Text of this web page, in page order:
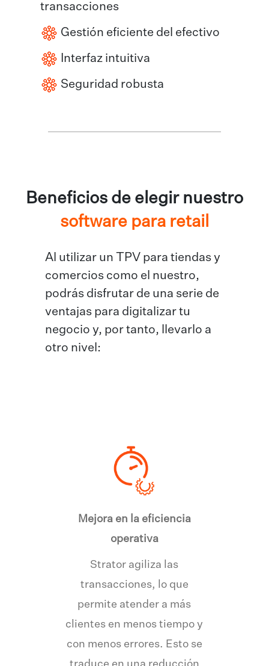
transacciones
Gestión eficiente del efectivo
Interfaz intuitiva
Seguridad robusta
Beneficios de elegir nuestro
software para retail
Al utilizar un TPV para tiendas y
comercios como el nuestro,
podrás disfrutar de una serie de
ventajas para digitalizar tu
negocio y, por tanto, llevarlo a
otro nivel:
Mejora en la eficiencia
operativa
Strator agiliza las
transacciones, lo que
permite atender a más
clientes en menos tiempo y
con menos errores. Esto se